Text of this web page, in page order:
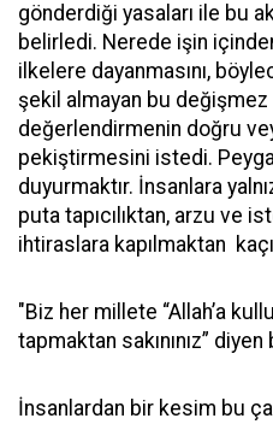
gönderdiği yasaları ile bu
belirledi. Nerede işin
ilkelere dayanmasını,
şekil almayan bu değişmez
değerlendirmenin doğru
pekiştirmesini istedi.
duyurmaktır. İnsanlara
puta tapıcılıktan, arzu ve
ihtiraslara kapılmaktan
"Biz her millete “Allah’a
tapmaktan sakınınız”
İnsanlardan bir kesim bu